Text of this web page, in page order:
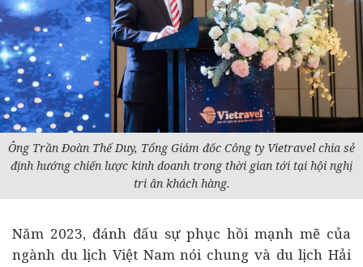
Ông Trần Đoàn Thế Duy, Tổng Giám đốc Công ty Vietravel chia sẻ
định hướng chiến lược kinh doanh trong thời gian tới tại hội nghị
tri ân khách hàng.
Năm 2023, đánh đấu sự phục hồi mạnh mẽ của
ngành du lịch Việt Nam nói chung và du lịch Hải